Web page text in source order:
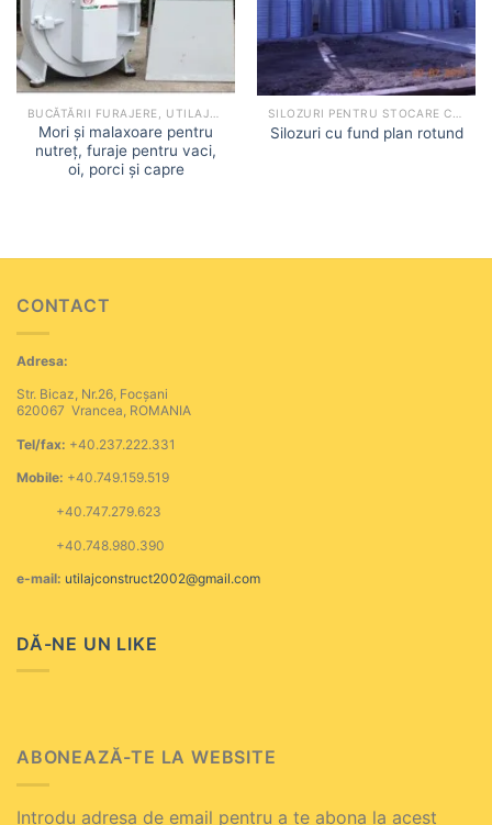
Mori și malaxoare pentru
nutreț, furaje pentru vaci,
oi, porci și capre
Silozuri cu fund plan rotund
CONTACT
Adresa:
Str. Bicaz, Nr.26, Focșani
620067 Vrancea, ROMANIA
Tel/fax: +40.237.222.331
Mobile: +40.749.159.519
+40.747.279.623
+40.748.980.390
e-mail: utilajconstruct2002@gmail.com
DĂ-NE UN LIKE
ABONEAZĂ-TE LA WEBSITE
Introdu adresa de email pentru a te abona la acest